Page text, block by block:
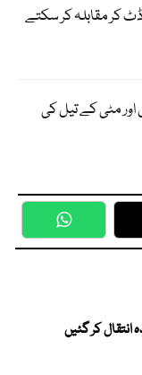
کر مقابلہ کر سکتے
اور مٹی کے تیل کی
WhatsApp
انتقال کر گئیں